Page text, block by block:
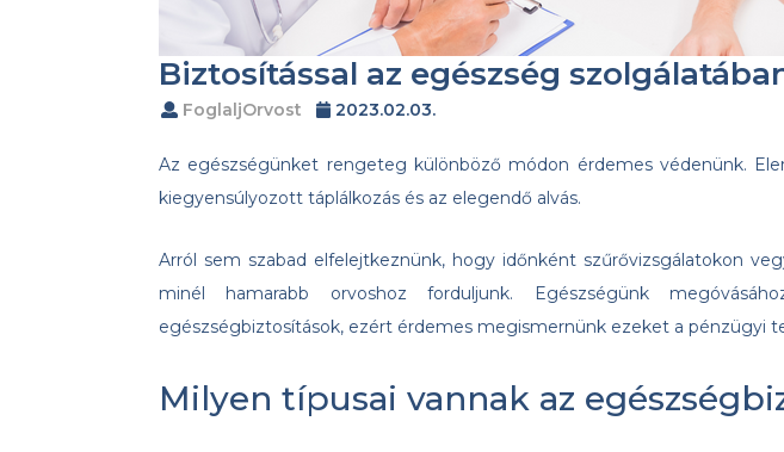
Biztosítással az egészség
FoglaljOrvost 2023.02.03.
Az egészségünket rengeteg különböző módon érdemes védenünk.
kiegyensúlyozott táplálkozás és az elegendő alvás.
Arról sem szabad elfelejtkeznünk, hogy időnként szűrővizsgálatokon
minél hamarabb orvoshoz forduljunk. Egészségünk
egészségbiztosítások, ezért érdemes megismernünk ezeket a pénzügyi
Milyen típusai vannak az